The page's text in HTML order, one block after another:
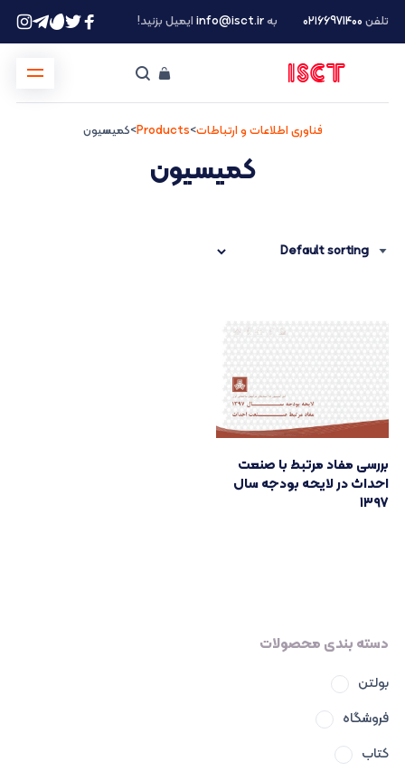
تلفن ۰۲۱66971400 بهinfo@isct.irایمیل بزنید!
فناوری اطلاعات و ارتباطات>
Products
>کمیسیون
کمیسیون
بررسی مفاد مرتبط با صنعت
احداث در لایحه بودجه سال
۱۳۹۷
دسته بندی محصولات
بولتن
فروشگاه
کتاب